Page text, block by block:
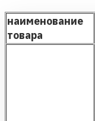
наименование
товара